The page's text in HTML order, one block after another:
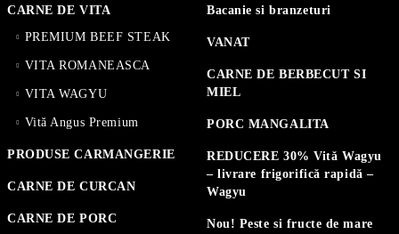
CARNE DE VITA
PREMIUM BEEF STEAK
VITA ROMANEASCA
VITA WAGYU
Vită Angus Premium
PRODUSE CARMANGERIE
CARNE DE CURCAN
CARNE DE PORC
Bacanie si branzeturi
VANAT
CARNE DE BERBECUT SI
MIEL
PORC MANGALITA
REDUCERE 30% Vită Wagyu
– livrare frigorifică rapidă –
Wagyu
Nou! Peste si fructe de mare